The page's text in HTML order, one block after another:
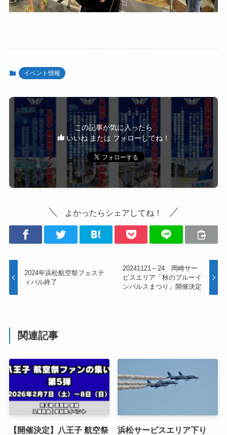
イベント情報
この記事が気に入ったら
いいね または フォローしてね！
よかったらシェアしてね！
2024年浜松航空祭フェステ
ィバル終了
20241121～24 岡崎サー
ビスエリア「秋のブルーイ
ンパルスまつり」開催決定
関連記事
【開催決定】八王子 航空祭
浜松サービスエリア下り